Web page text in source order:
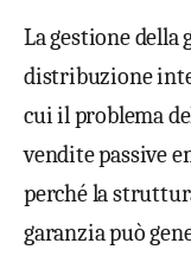
Lagestione della
distribuzione
cui il problema
vendite passive
perché la
garanzia può